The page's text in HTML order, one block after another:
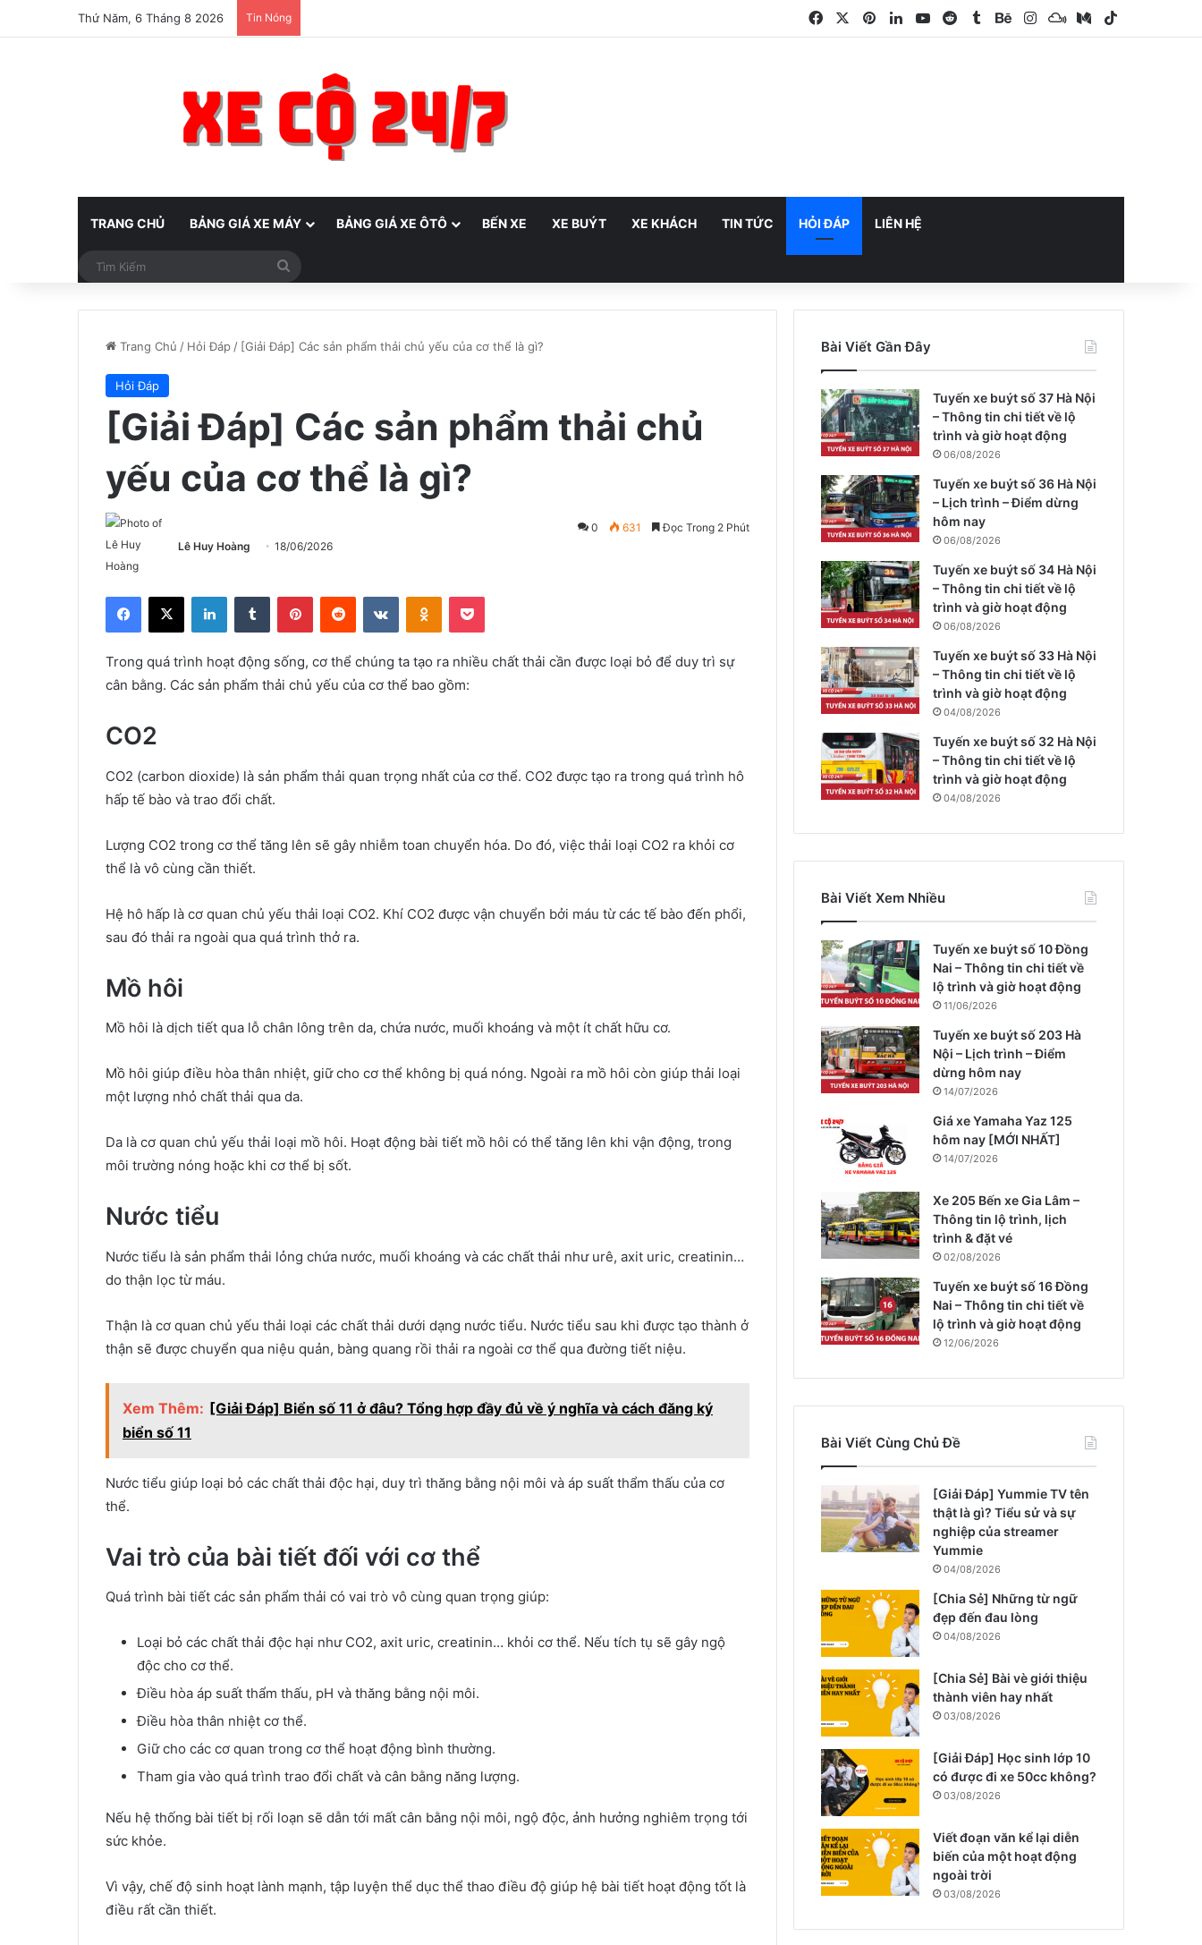
Thứ Năm, 6 Tháng 8 2026 Tin Nóng FacebookPinterestLinkedIn
YouTube
RedditTumblrBehance
InstagramMixcloud
Medium
TRANG CHỦ BẢNG GIÁ XE MÁY BẢNG GIÁ XE ÔTÔ BẾN XE XE BUÝT XE KHÁCH TIN TỨC HỎI ĐÁP LIÊN HỆ
Trang Chủ / Hỏi Đáp / [Giải Đáp] Các sản phẩm thải chủ yếu của cơ thể là gì?
Hỏi Đáp
[Giải Đáp] Các sản phẩm thải chủ
yếu của cơ thể là gì?
Lê Huy Hoàng 18/06/2026
0 631 Đọc Trong 2 Phút
Facebook
X LinkedInTumblr PinterestReddit VKontakteOdnoklassniki
Pocket
Trong quá trình hoạt động sống, cơ thể chúng ta tạo ra nhiều chất thải cần được loại bỏ để duy trì sự
cân bằng. Các sản phẩm thải chủ yếu của cơ thể bao gồm:
CO2
CO2 (carbon dioxide) là sản phẩm thải quan trọng nhất của cơ thể. CO2 được tạo ra trong quá trình hô
hấp tế bào và trao đổi chất.
Lượng CO2 trong cơ thể tăng lên sẽ gây nhiễm toan chuyển hóa. Do đó, việc thải loại CO2 ra khỏi cơ
thể là vô cùng cần thiết.
Hệ hô hấp là cơ quan chủ yếu thải loại CO2. Khí CO2 được vận chuyển bởi máu từ các tế bào đến phổi,
sau đó thải ra ngoài qua quá trình thở ra.
Mồ hôi
Mồ hôi là dịch tiết qua lỗ chân lông trên da, chứa nước, muối khoáng và một ít chất hữu cơ.
Mồ hôi giúp điều hòa thân nhiệt, giữ cho cơ thể không bị quá nóng. Ngoài ra mồ hôi còn giúp thải loại
một lượng nhỏ chất thải qua da.
Da là cơ quan chủ yếu thải loại mồ hôi. Hoạt động bài tiết mồ hôi có thể tăng lên khi vận động, trong
môi trường nóng hoặc khi cơ thể bị sốt.
Nước tiểu
Nước tiểu là sản phẩm thải lỏng chứa nước, muối khoáng và các chất thải như urê, axit uric, creatinin…
do thận lọc từ máu.
Thận là cơ quan chủ yếu thải loại các chất thải dưới dạng nước tiểu. Nước tiểu sau khi được tạo thành ở
thận sẽ được chuyển qua niệu quản, bàng quang rồi thải ra ngoài cơ thể qua đường tiết niệu.
Xem Thêm: [Giải Đáp] Biển số 11 ở đâu? Tổng hợp đầy đủ về ý nghĩa và cách đăng ký
biển số 11
Nước tiểu giúp loại bỏ các chất thải độc hại, duy trì thăng bằng nội môi và áp suất thẩm thấu của cơ
thể.
Vai trò của bài tiết đối với cơ thể
Quá trình bài tiết các sản phẩm thải có vai trò vô cùng quan trọng giúp:
Loại bỏ các chất thải độc hại như CO2, axit uric, creatinin… khỏi cơ thể. Nếu tích tụ sẽ gây ngộ
độc cho cơ thể.
Điều hòa áp suất thẩm thấu, pH và thăng bằng nội môi.
Điều hòa thân nhiệt cơ thể.
Giữ cho các cơ quan trong cơ thể hoạt động bình thường.
Tham gia vào quá trình trao đổi chất và cân bằng năng lượng.
Nếu hệ thống bài tiết bị rối loạn sẽ dẫn tới mất cân bằng nội môi, ngộ độc, ảnh hưởng nghiêm trọng tới
sức khỏe.
Vì vậy, chế độ sinh hoạt lành mạnh, tập luyện thể dục thể thao điều độ giúp hệ bài tiết hoạt động tốt là
điều rất cần thiết.
Bài Viết Gần Đây
Tuyến xe buýt số 37 Hà Nội
– Thông tin chi tiết về lộ
trình và giờ hoạt động
06/08/2026
Tuyến xe buýt số 36 Hà Nội
– Lịch trình – Điểm dừng
hôm nay
06/08/2026
Tuyến xe buýt số 34 Hà Nội
– Thông tin chi tiết về lộ
trình và giờ hoạt động
06/08/2026
Tuyến xe buýt số 33 Hà Nội
– Thông tin chi tiết về lộ
trình và giờ hoạt động
04/08/2026
Tuyến xe buýt số 32 Hà Nội
– Thông tin chi tiết về lộ
trình và giờ hoạt động
04/08/2026
Bài Viết Xem Nhiều
Tuyến xe buýt số 10 Đồng
Nai – Thông tin chi tiết về
lộ trình và giờ hoạt động
11/06/2026
Tuyến xe buýt số 203 Hà
Nội – Lịch trình – Điểm
dừng hôm nay
14/07/2026
Giá xe Yamaha Yaz 125
hôm nay [MỚI NHẤT]
14/07/2026
Xe 205 Bến xe Gia Lâm –
Thông tin lộ trình, lịch
trình & đặt vé
02/08/2026
Tuyến xe buýt số 16 Đồng
Nai – Thông tin chi tiết về
lộ trình và giờ hoạt động
12/06/2026
Bài Viết Cùng Chủ Đề
[Giải Đáp] Yummie TV tên
thật là gì? Tiểu sử và sự
nghiệp của streamer
Yummie
04/08/2026
[Chia Sẻ] Những từ ngữ
đẹp đến đau lòng
04/08/2026
[Chia Sẻ] Bài vè giới thiệu
thành viên hay nhất
03/08/2026
[Giải Đáp] Học sinh lớp 10
có được đi xe 50cc không?
03/08/2026
Viết đoạn văn kể lại diễn
biến của một hoạt động
ngoài trời
03/08/2026